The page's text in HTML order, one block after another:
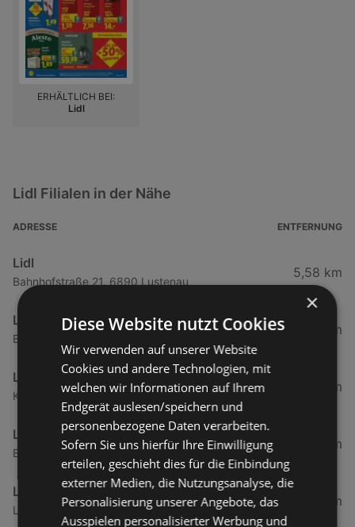
ERHÄLTLICH BEI:
Lidl
Lidl Filialen in der Nähe
ADRESSE ENTFERNUNG
Lidl
Bahnhofstraße 21, 6890 Lustenau
5,58 km
Lidl
Bahnhofstraße 17, 6971 Hard
7,05 km
Lidl
Kaiser-Franz-Josef Straße 28, 6890 Lustenau
7,18 km
Lidl
Bahnhofstraße 53, 6900 Bregenz
11,16 km
Lidl
Lustenauerstraße 46, 6850 Dornbirn
11,77 km
×
Diese Website nutzt Cookies
Wir verwenden auf unserer Website
Cookies und andere Technologien, mit
welchen wir Informationen auf Ihrem
Endgerät auslesen/speichern und
personenbezogene Daten verarbeiten.
Sofern Sie uns hierfür Ihre Einwilligung
erteilen, geschieht dies für die Einbindung
externer Medien, die Nutzungsanalyse, die
Personalisierung unserer Angebote, das
Ausspielen personalisierter Werbung und